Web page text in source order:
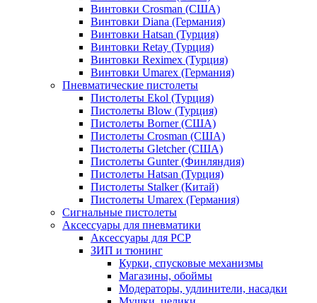
Винтовки Crosman (США)
Винтовки Diana (Германия)
Винтовки Hatsan (Турция)
Винтовки Retay (Турция)
Винтовки Reximex (Турция)
Винтовки Umarex (Германия)
Пневматические пистолеты
Пистолеты Ekol (Турция)
Пистолеты Blow (Турция)
Пистолеты Borner (США)
Пистолеты Crosman (США)
Пистолеты Gletcher (США)
Пистолеты Gunter (Финляндия)
Пистолеты Hatsan (Турция)
Пистолеты Stalker (Китай)
Пистолеты Umarex (Германия)
Сигнальные пистолеты
Аксессуары для пневматики
Аксессуары для PCP
ЗИП и тюнинг
Курки, спусковые механизмы
Магазины, обоймы
Модераторы, удлинители, насадки